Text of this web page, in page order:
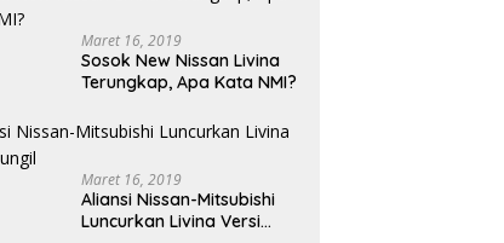
Maret 16, 2019
Sosok New Nissan Livina
Terungkap, Apa Kata NMI?
Maret 16, 2019
Aliansi Nissan-Mitsubishi
Luncurkan Livina Versi